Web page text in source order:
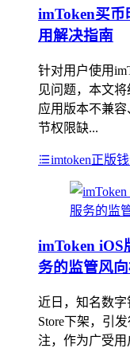
imToken买
用解决指南
针对用户使用
见问题，本文
应用版本不兼
节权限缺...
imtoken正版
imToken iOS
务的监管风
近日，知名数字
Store下架，引
注，作为广受